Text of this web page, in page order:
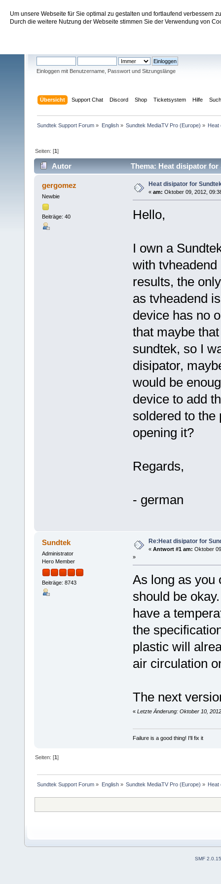
Um unsere Webseite für Sie optimal zu gestalten und fortlaufend verbessern
Durch die weitere Nutzung der Webseite stimmen Sie der Verwendung von
Sundtek Support Forum
Einloggen mit Benutzername, Passwort und Sitzungslänge
Übersicht Support Chat Discord Shop Ticketsystem Hilfe
Sundtek Support Forum » English» Sundtek MediaTV Pro (Europe) » Heat
Seiten: [1]
Autor Thema: Heat disipator
gergomez
Newbie
Beiträge: 40
Heat disipator for
« am: Oktober 09, 2012,
Hello,
I own a
with
results, the
as tvheadend
device has no
that maybe
sundtek, so I
disipator,
would be
device to add
soldered to the
opening it?
Regards,
- german
Sundtek
Administrator
Hero Member
Beiträge: 8743
Re:Heat disipator for
« Antwort #1 am: Oktober
»
As long as you
should be
have a
the
plastic will
air circulation
The next
« Letzte Änderung: Oktober 10,
Failure is a good thing! I'll fix it
Seiten: [1]
Sundtek Support Forum » English» Sundtek MediaTV Pro (Europe) » Heat
SMF 2.0.15